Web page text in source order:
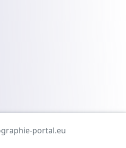
portal.eu